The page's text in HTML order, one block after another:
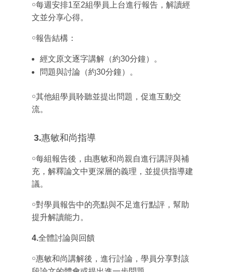
￮每週安排1至2組學員上台進行報告，解讀經
文並分享心得。
￮報告結構：
經文原文逐字講解（約30分鐘）。
問題與討論（約30分鐘）。
￮其他組學員聆聽並提出問題，促進互動交
流。
3.惠敏和尚指導
￮每組報告後，由惠敏和尚親自進行講評與補
充，解釋論文中更深層的義理，並提供指導建
議。
￮對學員報告中的亮點與不足進行點評，幫助
提升解讀能力。
4.全體討論與回饋
￮惠敏和尚講解後，進行討論，學員分享對該